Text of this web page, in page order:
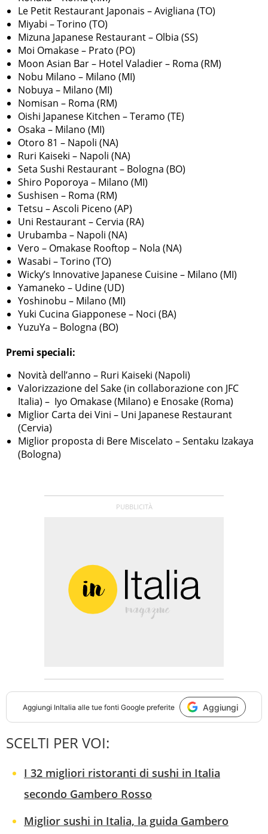
Le Petit Restaurant Japonais – Avigliana (TO)
Miyabi – Torino (TO)
Mizuna Japanese Restaurant – Olbia (SS)
Moi Omakase – Prato (PO)
Moon Asian Bar – Hotel Valadier – Roma (RM)
Nobu Milano – Milano (MI)
Nobuya – Milano (MI)
Nomisan – Roma (RM)
Oishi Japanese Kitchen – Teramo (TE)
Osaka – Milano (MI)
Otoro 81 – Napoli (NA)
Ruri Kaiseki – Napoli (NA)
Seta Sushi Restaurant – Bologna (BO)
Shiro Poporoya – Milano (MI)
Sushisen – Roma (RM)
Tetsu – Ascoli Piceno (AP)
Uni Restaurant – Cervia (RA)
Urubamba – Napoli (NA)
Vero – Omakase Rooftop – Nola (NA)
Wasabi – Torino (TO)
Wicky’s Innovative Japanese Cuisine – Milano (MI)
Yamaneko – Udine (UD)
Yoshinobu – Milano (MI)
Yuki Cucina Giapponese – Noci (BA)
YuzuYa – Bologna (BO)
Premi speciali:
Novità dell’anno – Ruri Kaiseki (Napoli)
Valorizzazione del Sake (in collaborazione con JFC
Italia) – Iyo Omakase (Milano) e Enosake (Roma)
Miglior Carta dei Vini – Uni Japanese Restaurant
(Cervia)
Miglior proposta di Bere Miscelato – Sentaku Izakaya
(Bologna)
Aggiungi InItalia alle tue fonti Google preferite Aggiungi
SCELTI PER VOI:
I 32 migliori ristoranti di sushi in Italia
secondo Gambero Rosso
Miglior sushi in Italia, la guida Gambero